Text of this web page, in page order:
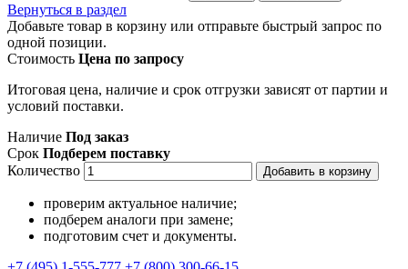
Вернуться в раздел
Добавьте товар в корзину или отправьте быстрый запрос по
одной позиции.
Стоимость Цена по запросу
Итоговая цена, наличие и срок отгрузки зависят от партии и
условий поставки.
Наличие Под заказ
Срок Подберем поставку
Количество
Добавить в корзину
проверим актуальное наличие;
подберем аналоги при замене;
подготовим счет и документы.